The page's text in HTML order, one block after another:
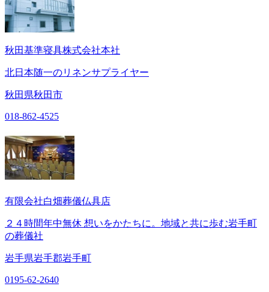
秋田基準寝具株式会社本社
北日本随一のリネンサプライヤー
秋田県秋田市
018-862-4525
有限会社白畑葬儀仏具店
２４時間年中無休 想いをかたちに。地域と共に歩む岩手町
の葬儀社
岩手県岩手郡岩手町
0195-62-2640